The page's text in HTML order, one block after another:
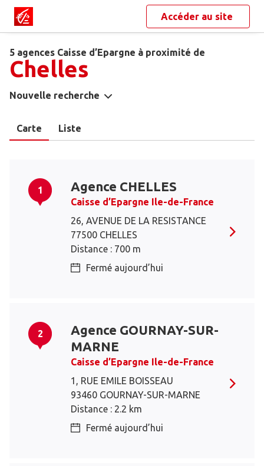
Accéder au site
5 agences Caisse d’Epargne à proximité de
Chelles
Nouvelle recherche
Carte Liste
1 Agence CHELLES
Caisse d’Epargne Ile-de-France
26, AVENUE DE LA RESISTANCE
77500 CHELLES
Distance : 700 m
Fermé aujourd’hui
2
Agence GOURNAY-SUR-
MARNE
Caisse d’Epargne Ile-de-France
1, RUE EMILE BOISSEAU
93460 GOURNAY-SUR-MARNE
Distance : 2.2 km
Fermé aujourd’hui